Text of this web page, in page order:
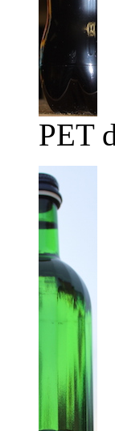
PET